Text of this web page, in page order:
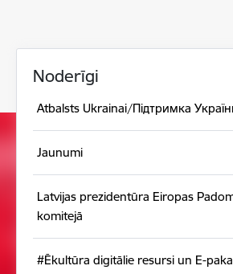
Noderīgi
Atbalsts Ukrainai/Підтримка
Jaunumi
Latvijas prezidentūra Eiropas
komitejā
#Ēkultūra digitālie resursi un E-